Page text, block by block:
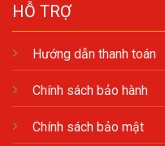
HỖ TRỢ
Hướng dẫn thanh toán
Chính sách bảo hành
Chính sách bảo mật